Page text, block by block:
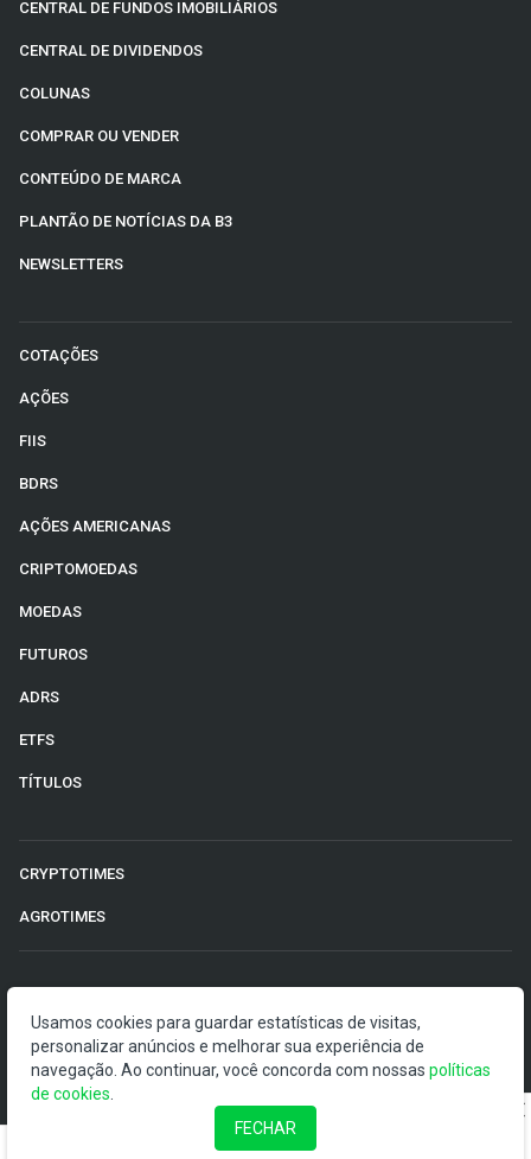
CENTRAL DE FUNDOS IMOBILIÁRIOS
CENTRAL DE DIVIDENDOS
COLUNAS
COMPRAR OU VENDER
CONTEÚDO DE MARCA
PLANTÃO DE NOTÍCIAS DA B3
NEWSLETTERS
COTAÇÕES
AÇÕES
FIIS
BDRS
AÇÕES AMERICANAS
CRIPTOMOEDAS
MOEDAS
FUTUROS
ADRS
ETFS
TÍTULOS
CRYPTOTIMES
AGROTIMES
O Money Times publica matérias de cunho jornalístico, que
visam a democratização da informação. Nossas
publicações devem ser compreendidas como boletins
anunciadores e divulgadores, e não como uma
Usamos cookies para guardar estatísticas de visitas,
personalizar anúncios e melhorar sua experiência de
navegação. Ao continuar, você concorda com nossas políticas
de cookies
FECHAR